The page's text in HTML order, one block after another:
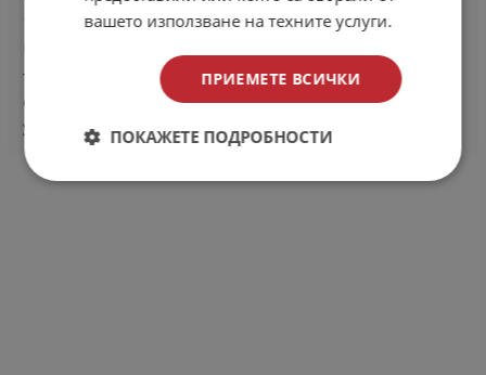
12 ноември 2021
Тази седмица неоново розов "Вейп Автобус" на
Световния алианс на вейпърите (WVA) караше по
улиците...
вашето използване на техните услуги.
ПРИЕМЕТЕ ВСИЧКИ
ПОКАЖЕТЕ ПОДРОБНОСТИ